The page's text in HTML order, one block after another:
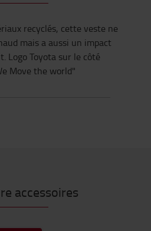
recyclés, cette veste ne
mais a aussi un impact
Logo Toyota sur le côté
Move the world"
accessoires